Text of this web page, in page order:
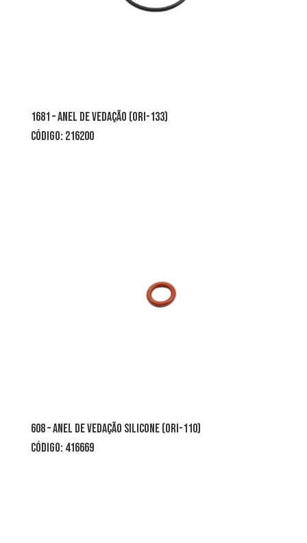
1681 – anel de vedação (ori-133)
CÓDIGO: 216200
608 – anel de vedação silicone (ori-110)
CÓDIGO: 416669